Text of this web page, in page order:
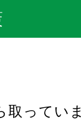
取ってい